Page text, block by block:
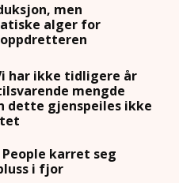
men
alger for
har ikke tidligere år
mengde
dette gjenspeiles ikke
karret seg
i fjor